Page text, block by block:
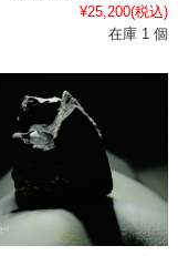
¥25,200(税込)
在庫 1 個